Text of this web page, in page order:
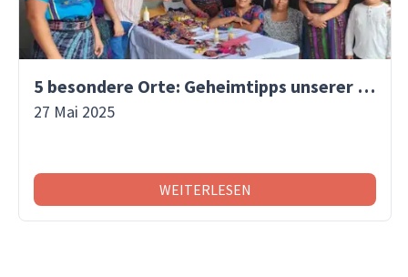
5 besondere Orte: Geheimtipps unserer Reisespezialistinnen!
27 Mai 2025
WEITERLESEN